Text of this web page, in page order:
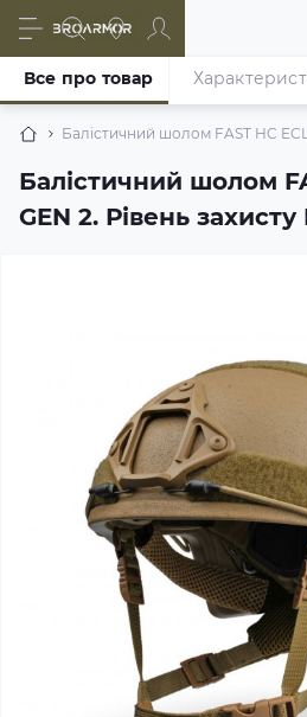
Балістичний шолом FAST HC
Балістичний шолом
GEN 2. Рівень
Все про товар